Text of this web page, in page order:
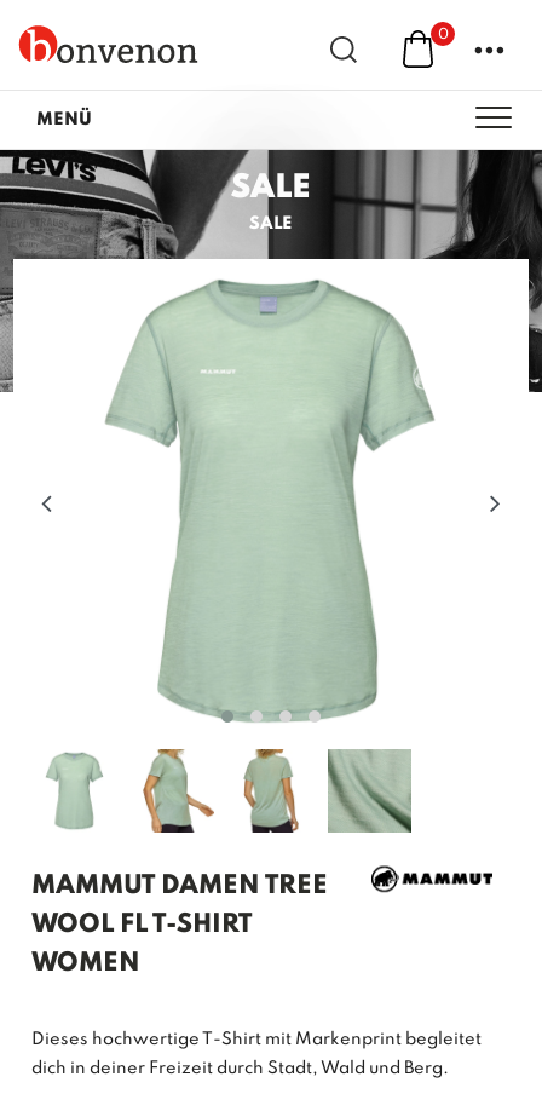
0 ...
MENÜ
SALE
SALE
MAMMUT DAMEN TREE
WOOL FL T-SHIRT
WOMEN
Dieses hochwertige T-Shirt mit Markenprint begleitet
dich in deiner Freizeit durch Stadt, Wald und Berg.